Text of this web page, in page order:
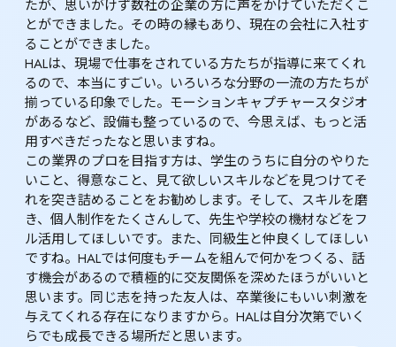
たが、思いがけず数社の企業の方に声をかけていただくこ
とができました。その時の縁もあり、現在の会社に入社す
ることができました。
HALは、現場で仕事をされている方たちが指導に来てくれ
るので、本当にすごい。いろいろな分野の一流の方たちが
揃っている印象でした。モーションキャプチャースタジオ
があるなど、設備も整っているので、今思えば、もっと活
用すべきだったなと思いますね。
この業界のプロを目指す方は、学生のうちに自分のやりた
いこと、得意なこと、見て欲しいスキルなどを見つけてそ
れを突き詰めることをお勧めします。そして、スキルを磨
き、個人制作をたくさんして、先生や学校の機材などをフ
ル活用してほしいです。また、同級生と仲良くしてほしい
ですね。HALでは何度もチームを組んで何かをつくる、話
す機会があるので積極的に交友関係を深めたほうがいいと
思います。同じ志を持った友人は、卒業後にもいい刺激を
与えてくれる存在になりますから。HALは自分次第でいく
らでも成長できる場所だと思います。